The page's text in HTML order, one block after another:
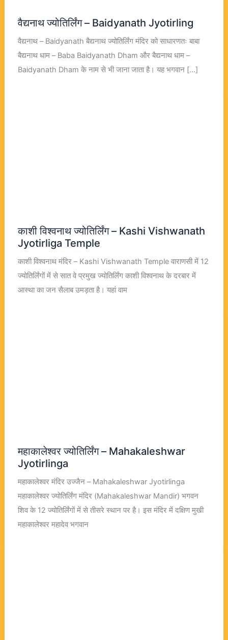
वैद्यनाथ ज्योतिर्लिंग – Baidyanath Jyotirling
वैद्यनाथ – Baidyanath बैद्यनाथ ज्योतिर्लिंग मंदिर को साधारणतः बाबा
बैद्यनाथ धाम – Baba Baidyanath Dham और बैद्यनाथ धाम –
Baidyanath Dham के नाम से भी जाना जाता है। यह भगवान […]
काशी विश्वनाथ ज्योतिर्लिंग – Kashi Vishwanath
Jyotirliga Temple
काशी विश्वनाथ मंदिर – Kashi Vishwanath Temple वाराणसी में 12
ज्योतिर्लिंगों में से सात वे प्रमुख ज्योतिर्लिंग काशी विश्वनाथ के दरबार में
आस्था का जन सैलाब उमड़ता है। यहां वाम
महाकालेश्वर ज्योतिर्लिंग – Mahakaleshwar
Jyotirlinga
महाकालेश्वर मंदिर उज्जैन – Mahakaleshwar Jyotirlinga
महाकालेश्वर ज्योतिर्लिंग मंदिर (Mahakaleshwar Mandir) भगवन
शिव के 12 ज्योतिर्लिंगों में से तीसरे स्थान पर है। इस मंदिर में दक्षिण मुखी
महाकालेश्वर महादेव भगवान